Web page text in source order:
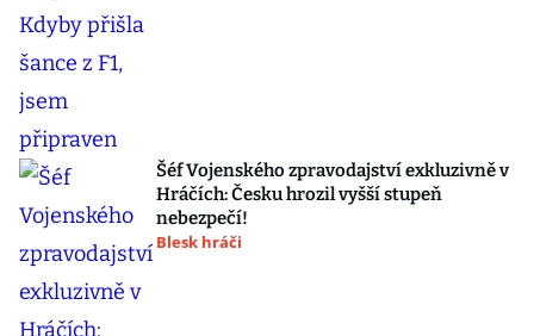
Šéf Vojenského zpravodajství exkluzivně v
Hráčích: Česku hrozil vyšší stupeň
nebezpečí!
Blesk hráči